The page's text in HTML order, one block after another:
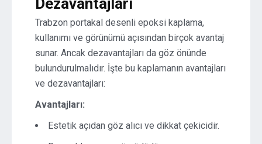
Dezavantajları
Trabzon portakal desenli epoksi kaplama,
kullanımı ve görünümü açısından birçok avantaj
sunar. Ancak dezavantajları da göz önünde
bulundurulmalıdır. İşte bu kaplamanın avantajları
ve dezavantajları:
Avantajları:
Estetik açıdan göz alıcı ve dikkat çekicidir.